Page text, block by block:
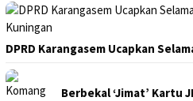
DPRD Karangasem Ucapkan
Berbekal ‘Jimat’ Kartu